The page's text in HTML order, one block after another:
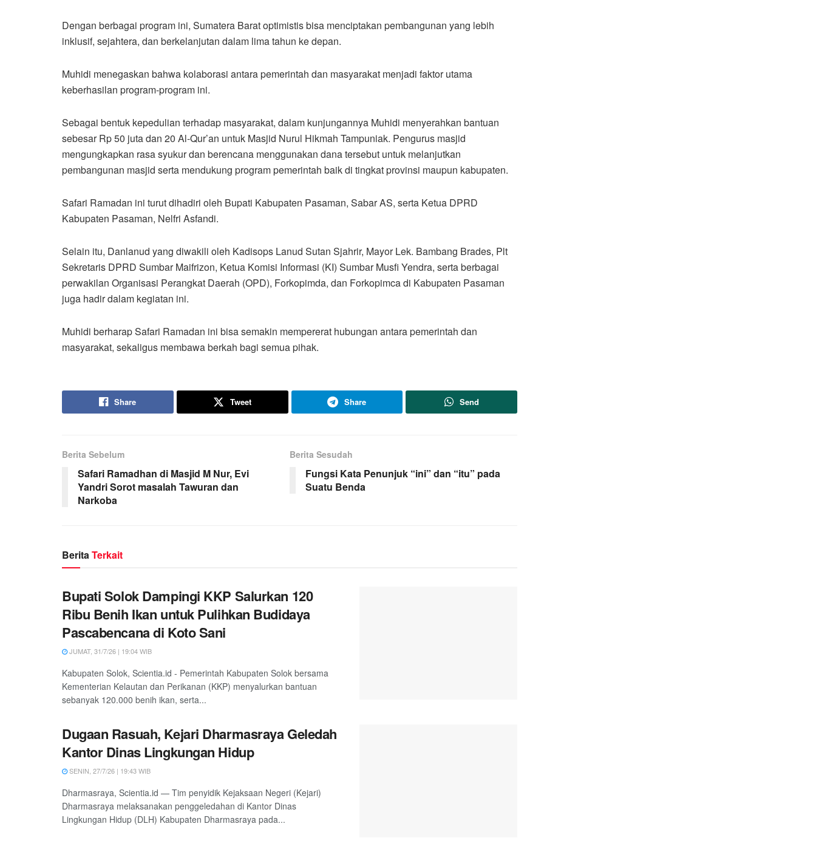
Dengan berbagai program ini, Sumatera Barat optimistis bisa menciptakan pembangunan yang lebih
inklusif, sejahtera, dan berkelanjutan dalam lima tahun ke depan.
Muhidi menegaskan bahwa kolaborasi antara pemerintah dan masyarakat menjadi faktor utama
keberhasilan program-program ini.
Sebagai bentuk kepedulian terhadap masyarakat, dalam kunjungannya Muhidi menyerahkan bantuan
sebesar Rp 50 juta dan 20 Al-Qur’an untuk Masjid Nurul Hikmah Tampuniak. Pengurus masjid
mengungkapkan rasa syukur dan berencana menggunakan dana tersebut untuk melanjutkan
pembangunan masjid serta mendukung program pemerintah baik di tingkat provinsi maupun kabupaten.
Safari Ramadan ini turut dihadiri oleh Bupati Kabupaten Pasaman, Sabar AS, serta Ketua DPRD
Kabupaten Pasaman, Nelfri Asfandi.
Selain itu, Danlanud yang diwakili oleh Kadisops Lanud Sutan Sjahrir, Mayor Lek. Bambang Brades, Plt
Sekretaris DPRD Sumbar Maifrizon, Ketua Komisi Informasi (KI) Sumbar Musfi Yendra, serta berbagai
perwakilan Organisasi Perangkat Daerah (OPD), Forkopimda, dan Forkopimca di Kabupaten Pasaman
juga hadir dalam kegiatan ini.
Muhidi berharap Safari Ramadan ini bisa semakin mempererat hubungan antara pemerintah dan
masyarakat, sekaligus membawa berkah bagi semua pihak.
Share Tweet Share Send
Berita Sebelum
Safari Ramadhan di Masjid M Nur, Evi
Yandri Sorot masalah Tawuran dan
Narkoba
Berita Sesudah
Fungsi Kata Penunjuk “ini” dan “itu” pada
Suatu Benda
BeritaTerkait
Bupati Solok Dampingi KKP Salurkan 120
Ribu Benih Ikan untuk Pulihkan Budidaya
Pascabencana di Koto Sani
JUMAT, 31/7/26 | 19:04 WIB
Kabupaten Solok, Scientia.id - Pemerintah Kabupaten Solok bersama
Kementerian Kelautan dan Perikanan (KKP) menyalurkan bantuan
sebanyak 120.000 benih ikan, serta...
Dugaan Rasuah, Kejari Dharmasraya Geledah
Kantor Dinas Lingkungan Hidup
SENIN, 27/7/26 | 19:43 WIB
Dharmasraya, Scientia.id — Tim penyidik Kejaksaan Negeri (Kejari)
Dharmasraya melaksanakan penggeledahan di Kantor Dinas
Lingkungan Hidup (DLH) Kabupaten Dharmasraya pada...